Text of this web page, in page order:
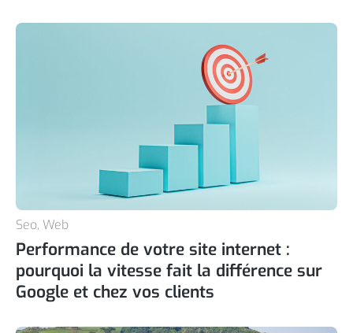
Seo, Web
Performance de votre site internet :
pourquoi la vitesse fait la différence sur
Google et chez vos clients